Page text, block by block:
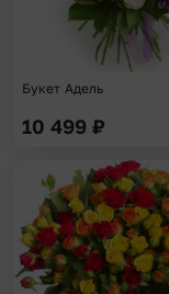
Букет Адель
10 499 ₽